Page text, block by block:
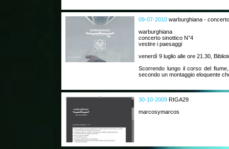
09-07-2010 warburghiana -
warburghiana
concerto sinottico N°4
vestire i paesaggi
venerdì 9 luglio alle ore 21.30,
Scorrendo lungo il corso del
secondo un montaggio eloquente
30-10-2009 RIGA29
marcosymarcos